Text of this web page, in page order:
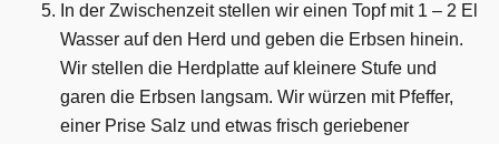
In der Zwischenzeit stellen wir einen Topf mit 1 – 2 El
Wasser auf den Herd und geben die Erbsen hinein.
Wir stellen die Herdplatte auf kleinere Stufe und
garen die Erbsen langsam. Wir würzen mit Pfeffer,
einer Prise Salz und etwas frisch geriebener